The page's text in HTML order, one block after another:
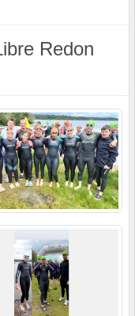
Redon